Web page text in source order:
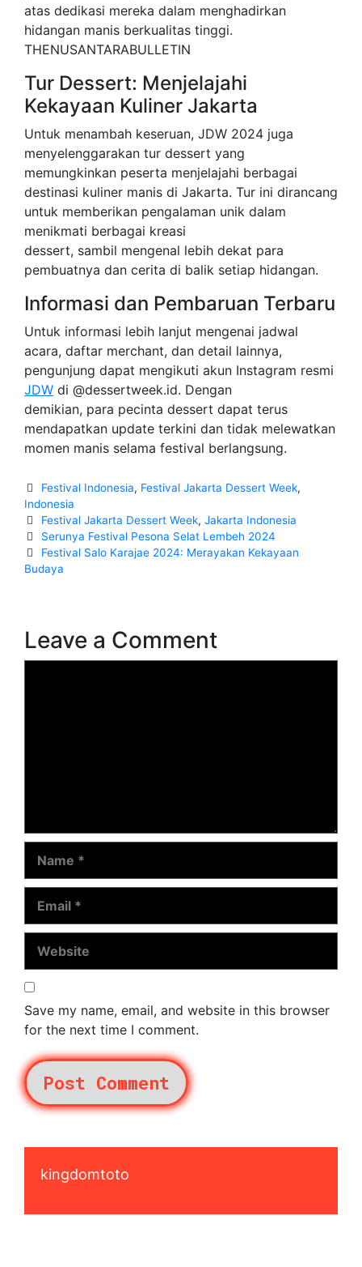
atas dedikasi mereka dalam menghadirkan
hidangan manis berkualitas tinggi.
THENUSANTARABULLETIN
Tur Dessert: Menjelajahi
Kekayaan Kuliner Jakarta
Untuk menambah keseruan, JDW 2024 juga
menyelenggarakan tur dessert yang
memungkinkan peserta menjelajahi berbagai
destinasi kuliner manis di Jakarta. Tur ini dirancang
untuk memberikan pengalaman unik dalam
menikmati berbagai kreasi
dessert, sambil mengenal lebih dekat para
pembuatnya dan cerita di balik setiap hidangan.
Informasi dan Pembaruan Terbaru
Untuk informasi lebih lanjut mengenai jadwal
acara, daftar merchant, dan detail lainnya,
pengunjung dapat mengikuti akun Instagram resmi
JDW di @dessertweek.id. Dengan
demikian, para pecinta dessert dapat terus
mendapatkan update terkini dan tidak melewatkan
momen manis selama festival berlangsung.
Categories
Festival Indonesia, Festival Jakarta Dessert Week,
Indonesia
Tags
Festival Jakarta Dessert Week,Jakarta Indonesia
Post
navigation
Serunya Festival Pesona Selat Lembeh 2024
Festival Salo Karajae 2024: Merayakan Kekayaan
Budaya
Leave a Comment
Save my name, email, and website in this browser
for the next time I comment.
kingdomtoto